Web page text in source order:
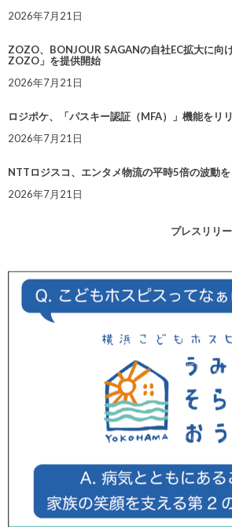
2026年7月21日
ZOZO、BONJOUR SAGANの自社EC拡大に
ZOZO」を提供開始
2026年7月21日
ロジポケ、「パスキー認証（MFA）」機能をリ
2026年7月21日
NTTロジスコ、エンタメ物流の平時5倍の波動
2026年7月21日
プレスリリ